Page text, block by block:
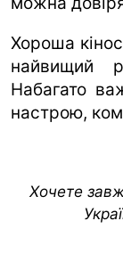
Хороша
найвищий
Набагато
настрою,
Хочете